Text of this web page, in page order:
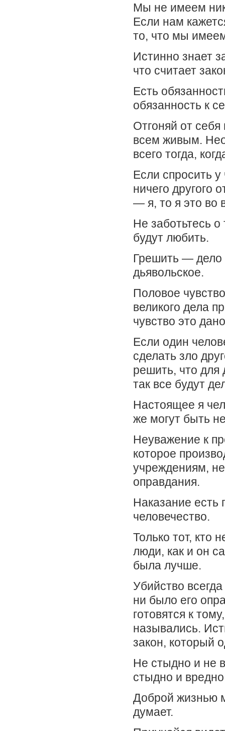
Мы не имеем
Если нам
то, что мы
Истинно знает
что считает
Есть
обязанность к
Отгоняй от
всем живым.
всего тогда,
Если спросить
ничего другого
— я, то я это во
Не заботьтесь
будут любить.
Грешить — дело
дьявольское.
Половое
великого дела
чувство это
Если один
сделать зло
решить, что для
так все будут
Настоящее я
же могут быть
Неуважение к
которое
учреждениям,
оправдания.
Наказание есть
человечество.
Только тот, кто
люди, как и он
была лучше.
Убийство
ни было его
готовятся к
назывались.
закон, который
Не стыдно и не
стыдно и
Доброй жизнью
думает.